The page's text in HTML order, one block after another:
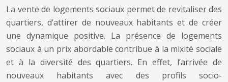
La vente de logements sociaux permet de revitaliser des
quartiers, d’attirer de nouveaux habitants et de créer
une dynamique positive. La présence de logements
sociaux à un prix abordable contribue à la mixité sociale
et à la diversité des quartiers. En effet, l’arrivée de
nouveaux habitants avec des profils socio-